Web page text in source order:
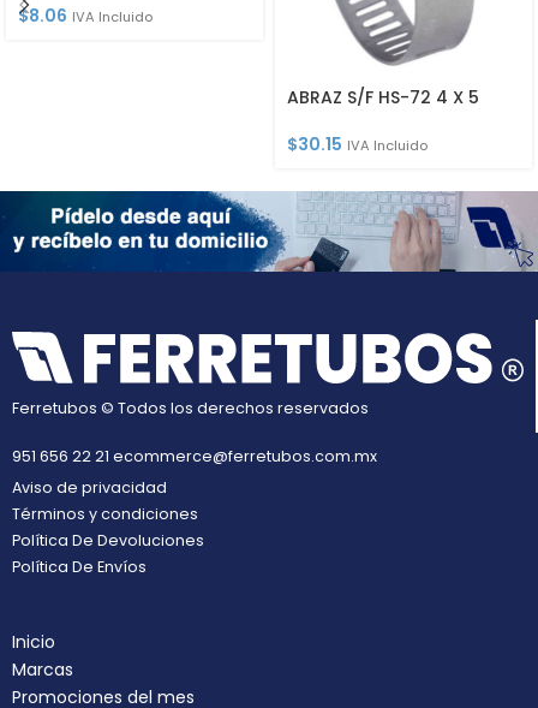
$8.06 IVA Incluido
ABRAZ S/F HS-72 4 X 5
$30.15 IVA Incluido
Ferretubos © Todos los derechos reservados
951 656 22 21 ecommerce@ferretubos.com.mx
Aviso de privacidad
Términos y condiciones
Política De Devoluciones
Política De Envíos
Inicio
Marcas
Promociones del mes